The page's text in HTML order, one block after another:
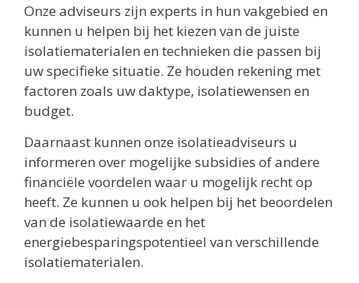
Onze adviseurs zijn experts in hun vakgebied en
kunnen u helpen bij het kiezen van de juiste
isolatiematerialen en technieken die passen bij
uw specifieke situatie. Ze houden rekening met
factoren zoals uw daktype, isolatiewensen en
budget.
Daarnaast kunnen onze isolatieadviseurs u
informeren over mogelijke subsidies of andere
financiële voordelen waar u mogelijk recht op
heeft. Ze kunnen u ook helpen bij het beoordelen
van de isolatiewaarde en het
energiebesparingspotentieel van verschillende
isolatiematerialen.